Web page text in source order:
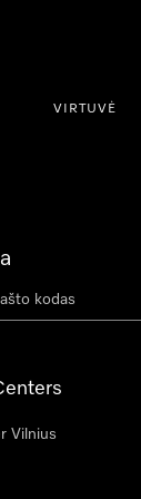
VIRTUVĖ
Vilnius